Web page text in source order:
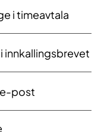
i timeavtala
innkallingsbrevet
post